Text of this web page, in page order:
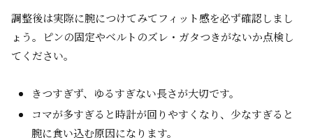
調整後は実際に腕につけてみてフィット感を必ず確認しまし
ょう。ピンの固定やベルトのズレ・ガタつきがないか点検し
てください。
きつすぎず、ゆるすぎない長さが大切です。
コマが多すぎると時計が回りやすくなり、少なすぎると
腕に食い込む原因になります。